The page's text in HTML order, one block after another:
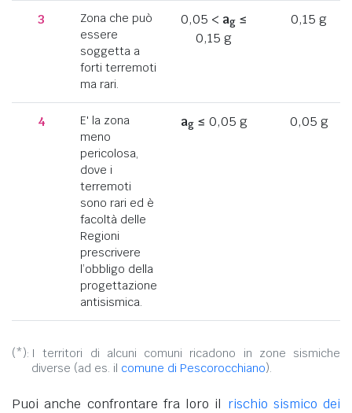
3
Zona che può
essere
soggetta a
forti terremoti
ma rari.
0,05 < ag≤
0,15 g
0,15 g
4
E' la zona
meno
pericolosa,
dove i
terremoti
sono rari ed è
facoltà delle
Regioni
prescrivere
l’obbligo della
progettazione
antisismica.
ag≤ 0,05 g 0,05 g
(*): I territori di alcuni comuni ricadono in zone sismiche
diverse (ad es. il comune di Pescorocchiano).
Puoi anche confrontare fra loro il rischio sismico dei